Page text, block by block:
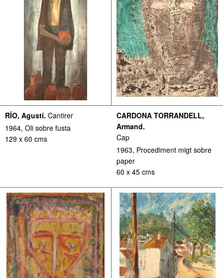
RÍO, Agustí. Cantirer
1964, Oli sobre fusta
129 x 60 cms
CARDONA TORRANDELL,
Armand.
Cap
1963, Procediment migt sobre
paper
60 x 45 cms